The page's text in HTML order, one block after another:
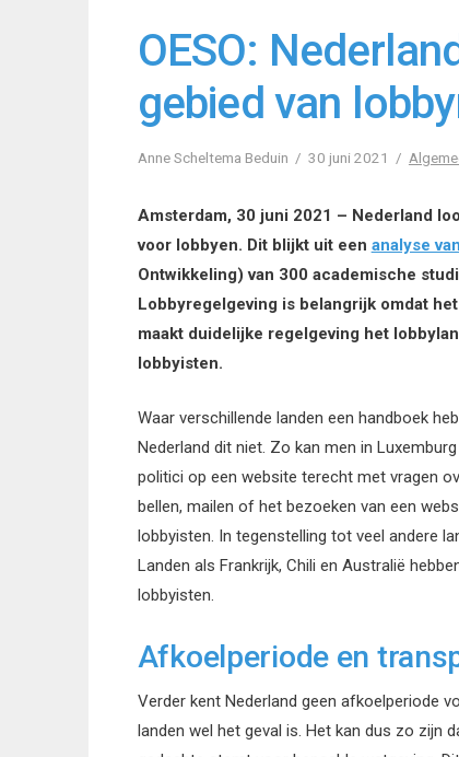
OESO:
gebied van
Anne Scheltema Beduin 30 juni 2021
Amsterdam, 30 juni 2021 – Nederland
voor lobbyen. Dit blijkt uit een analyse
Ontwikkeling) van 300 academische
Lobbyregelgeving is belangrijk omdat
maakt duidelijke regelgeving het
lobbyisten.
Waar verschillende landen een handboek
Nederland dit niet. Zo kan men in
politici op een website terecht met vragen
bellen, mailen of het bezoeken van een
lobbyisten. In tegenstelling tot veel andere
Landen als Frankrijk, Chili en Australië
lobbyisten.
Afkoelperiode en
Verder kent Nederland geen afkoelperiode
landen wel het geval is. Het kan dus zo zijn